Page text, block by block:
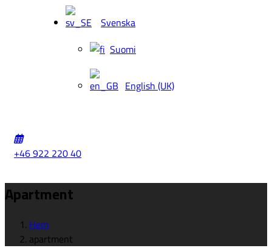
Svenska
Suomi
English (UK)
+46 922 220 40
Apartment
Hem
apartment